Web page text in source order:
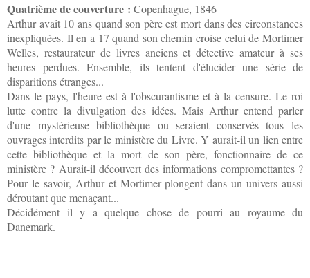
Quatrième de couverture : Copenhague, 1846
Arthur avait 10 ans quand son père est mort dans des circonstances
inexpliquées. Il en a 17 quand son chemin croise celui de Mortimer
Welles, restaurateur de livres anciens et détective amateur à ses
heures perdues. Ensemble, ils tentent d'élucider une série de
disparitions étranges...
Dans le pays, l'heure est à l'obscurantisme et à la censure. Le roi
lutte contre la divulgation des idées. Mais Arthur entend parler
d'une mystérieuse bibliothèque ou seraient conservés tous les
ouvrages interdits par le ministère du Livre. Y aurait-il un lien entre
cette bibliothèque et la mort de son père, fonctionnaire de ce
ministère ? Aurait-il découvert des informations compromettantes ?
Pour le savoir, Arthur et Mortimer plongent dans un univers aussi
déroutant que menaçant...
Décidément il y a quelque chose de pourri au royaume du
Danemark.